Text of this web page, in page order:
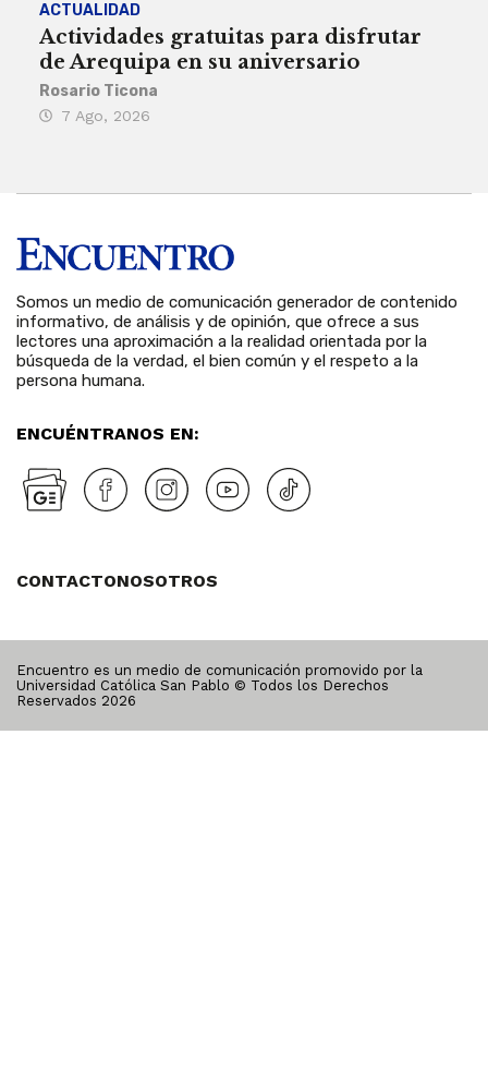
ACTUALIDAD
Actividades gratuitas para disfrutar
de Arequipa en su aniversario
Rosario Ticona
7 Ago, 2026
Somos un medio de comunicación generador de contenido
informativo, de análisis y de opinión, que ofrece a sus
lectores una aproximación a la realidad orientada por la
búsqueda de la verdad, el bien común y el respeto a la
persona humana.
ENCUÉNTRANOS EN:
CONTACTONOSOTROS
Encuentro es un medio de comunicación promovido por la
Universidad Católica San Pablo © Todos los Derechos
Reservados 2026